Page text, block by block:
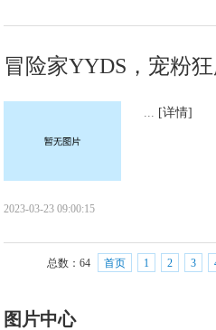
冒险家YYDS，宠粉狂
[详情]
2023-03-23 09:00:15
总数： 64 首页 1 2 3
图片中心